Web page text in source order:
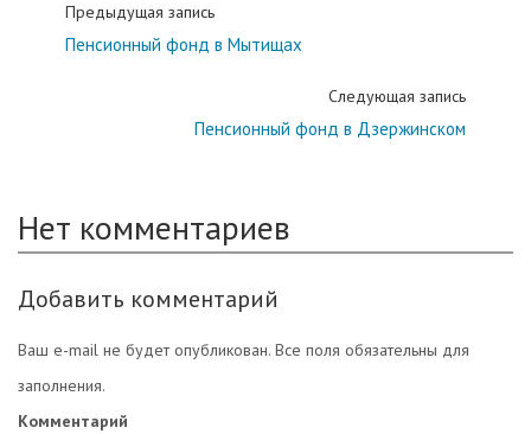
Предыдущая запись
Пенсионный фонд в Мытищах
Следующая запись
Пенсионный фонд в Дзержинском
Нет комментариев
Добавить комментарий
Ваш e-mail не будет опубликован. Все поля обязательны для
заполнения.
Комментарий